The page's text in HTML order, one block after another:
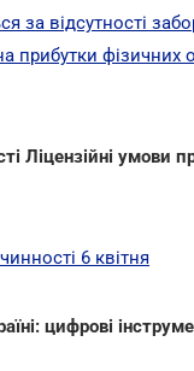
за відсутності
прибутки фізичних
Ліцензійні умови
6 квітня
цифрові